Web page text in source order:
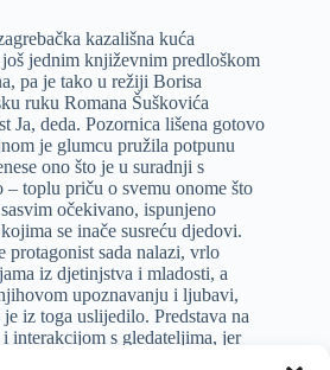
kazališna kuća
jednim književnim predloškom
pa je tako u režiji Borisa
ruku Romana Šuškovića
Ja, deda. Pozornica lišena gotovo
je glumcu pružila potpunu
ono što je u suradnji s
toplu priču o svemu onome što
očekivano, ispunjeno
se inače susreću djedovi.
protagonist sada nalazi, vrlo
iz djetinjstva i mladosti, a
upoznavanju i ljubavi,
iz toga uslijedilo. Predstava na
interakcijom s gledateljima, jer
je odabrao jednog od